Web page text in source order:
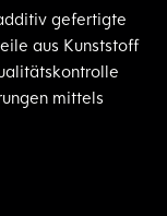
gefertigte
aus Kunststoff
mittels